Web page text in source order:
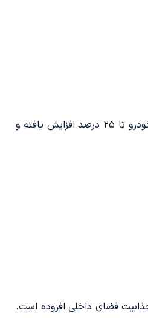
این کیت بدنه علاوه بر تغییرات ظاهری، به طور قابل توجهی عملکرد خودرو را نیز ارتقا می‌دهد. با استفاده از این کیت، داون‌فورس خودرو تا ۲۵ درصد افزایش یافته و
فضای داخلی افزوده است.